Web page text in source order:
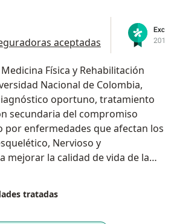
aceptadas
Física y Rehabilitación
Nacional de Colombia,
oportuno, tratamiento
secundaria del compromiso
por enfermedades que afectan los
Nervioso y
mejorar la calidad de vida de la
siendo previamente miembro de
de III y IV nivel, cuento
tratadas